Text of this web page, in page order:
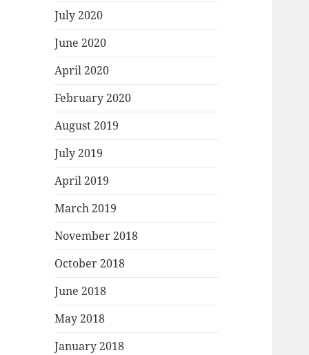
July 2020
June 2020
April 2020
February 2020
August 2019
July 2019
April 2019
March 2019
November 2018
October 2018
June 2018
May 2018
January 2018